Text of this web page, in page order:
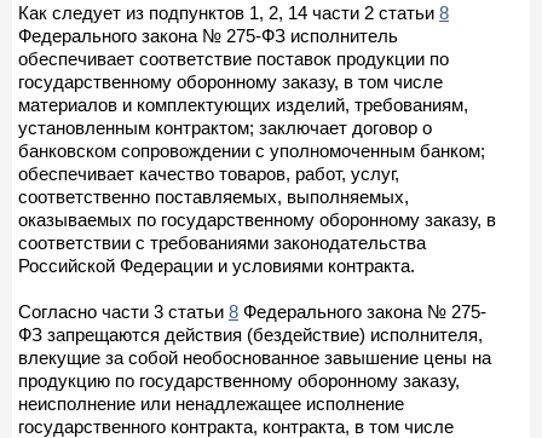
Как следует из подпунктов 1, 2, 14 части 2 статьи 8
Федерального закона № 275-ФЗ исполнитель
обеспечивает соответствие поставок продукции по
государственному оборонному заказу, в том числе
материалов и комплектующих изделий, требованиям,
установленным контрактом; заключает договор о
банковском сопровождении с уполномоченным банком;
обеспечивает качество товаров, работ, услуг,
соответственно поставляемых, выполняемых,
оказываемых по государственному оборонному заказу, в
соответствии с требованиями законодательства
Российской Федерации и условиями контракта.
Согласно части 3 статьи 8 Федерального закона № 275-
ФЗ запрещаются действия (бездействие) исполнителя,
влекущие за собой необоснованное завышение цены на
продукцию по государственному оборонному заказу,
неисполнение или ненадлежащее исполнение
государственного контракта, контракта, в том числе